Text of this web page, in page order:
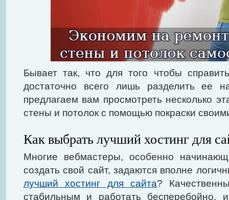
Бывает так, что для того чтобы
достаточно всего лишь разделить ее
предлагаем вам просмотреть несколько
стены и потолок с помощью покраски
Как выбрать лучший хостинг для
Многие вебмастеры, особенно
создать свой сайт, задаются вполне
лучший хостинг для сайта?
стабильным и работать бесперебойно,